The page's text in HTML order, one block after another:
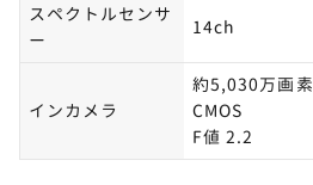
スペクトルセンサ
ー
14ch
インカメラ
約5,030万画素
CMOS
F値 2.2